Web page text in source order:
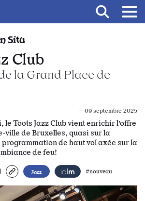
Situ
Club
la Grand Place de
— 09 septembre 2025
le Toots Jazz Club vient enrichir l’offre
ville de Bruxelles, quasi sur la
de haut vol axée sur la
de feu!
Bluesky
sur Mastodon
Partagez par e-mail
Copiez l’url
Jazz #nouveau